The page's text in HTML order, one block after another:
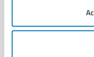
NOVITÀ